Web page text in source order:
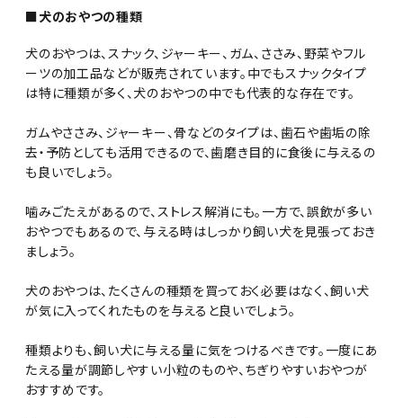
■犬のおやつの種類
犬のおやつは、スナック、ジャーキー、ガム、ささみ、野菜やフル
ーツの加工品などが販売されています。中でもスナックタイプ
は特に種類が多く、犬のおやつの中でも代表的な存在です。
ガムやささみ、ジャーキー、骨などのタイプは、歯石や歯垢の除
去・予防としても活用できるので、歯磨き目的に食後に与えるの
も良いでしょう。
噛みごたえがあるので、ストレス解消にも。一方で、誤飲が多い
おやつでもあるので、与える時はしっかり飼い犬を見張っておき
ましょう。
犬のおやつは、たくさんの種類を買っておく必要はなく、飼い犬
が気に入ってくれたものを与えると良いでしょう。
種類よりも、飼い犬に与える量に気をつけるべきです。一度にあ
たえる量が調節しやすい小粒のものや、ちぎりやすいおやつが
おすすめです。